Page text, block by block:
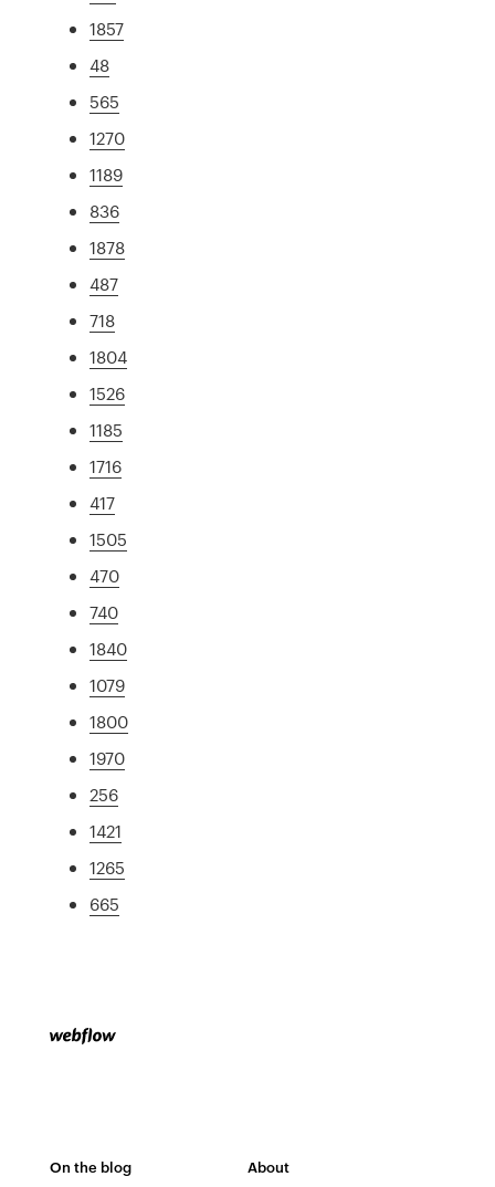
1857
48
565
1270
1189
836
1878
487
718
1804
1526
1185
1716
417
1505
470
740
1840
1079
1800
1970
256
1421
1265
665
On the blog About